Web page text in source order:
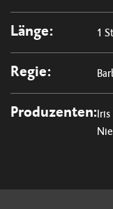
Länge: 1
Regie:
Produzenten: